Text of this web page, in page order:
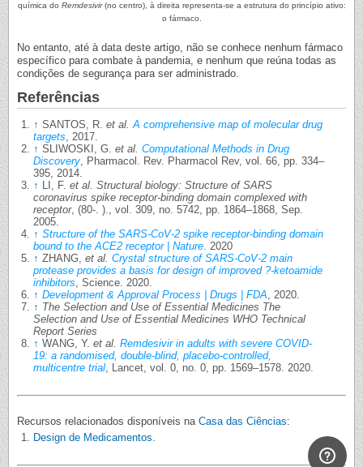
química do Remdesivir(no centro), à direita representa-se a estrutura do princípio ativo:
o fármaco.
No entanto, até à data deste artigo, não se conhece nenhum fármaco
específico para combate à pandemia, e nenhum que reúna todas as
condições de segurança para ser administrado.
Referências
↑ SANTOS, R. et al. A comprehensive map of molecular drug
targets , 2017.
↑ SLIWOSKI, G. et al. Computational Methods in Drug
Discovery , Pharmacol. Rev. Pharmacol Rev, vol. 66, pp. 334–
395, 2014.
↑ LI, F. et al. Structural biology: Structure of SARS
coronavirus spike receptor-binding domain complexed with
receptor, (80-. )., vol. 309, no. 5742, pp. 1864–1868, Sep.
2005.
↑ Structure of the SARS-CoV-2 spike receptor-binding domain
bound to the ACE2 receptor | Nature . 2020
↑ ZHANG, et al. Crystal structure of SARS-CoV-2 main
protease provides a basis for design of improved ?-ketoamide
inhibitors , Science. 2020.
↑ Development & Approval Process | Drugs | FDA , 2020.
↑ The Selection and Use of Essential Medicines The
Selection and Use of Essential Medicines WHO Technical
Report Series
↑ WANG, Y. et al. Remdesivir in adults with severe COVID-
19: a randomised, double-blind, placebo-controlled,
multicentre trial , Lancet, vol. 0, no. 0, pp. 1569–1578. 2020.
Recursos relacionados disponíveis na Casa das Ciências:
Design de Medicamentos